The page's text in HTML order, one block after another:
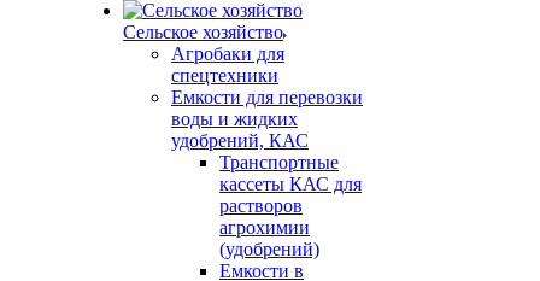
Сельское хозяйство
Агробаки для
спецтехники
Емкости для перевозки
воды и жидких
удобрений, КАС
Транспортные
кассеты КАС для
растворов
агрохимии
(удобрений)
Емкости в